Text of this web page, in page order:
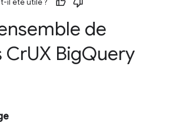
il été utile ?
de
CrUX BigQuery